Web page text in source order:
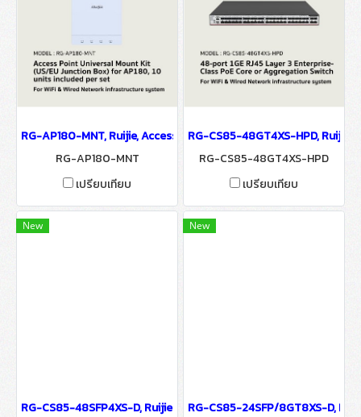
RG-AP180-MNT, Ruijie, Access Point ReyeeUniversal Mount Kit
RG-AP180-MNT
เปรียบเทียบ
RG-CS85-48GT4XS-HPD,
RG-CS85-48GT4XS-HPD
เปรียบเทียบ
New
RG-CS85-48SFP4XS-D, Ruijie 48-Port 1GE SFP Layer 3
New
RG-CS85-24SFP/8GT8XS-D,